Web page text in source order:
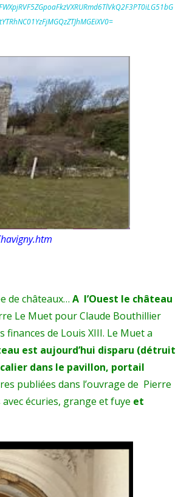
de châteaux… A l’Ouest le château
Le Muet pour Claude Bouthillier
finances de Louis XIII. Le Muet a
est aujourd’hui disparu (détruit
dans le pavillon, portail
publiées dans l’ouvrage de Pierre
écuries, grange et fuye et